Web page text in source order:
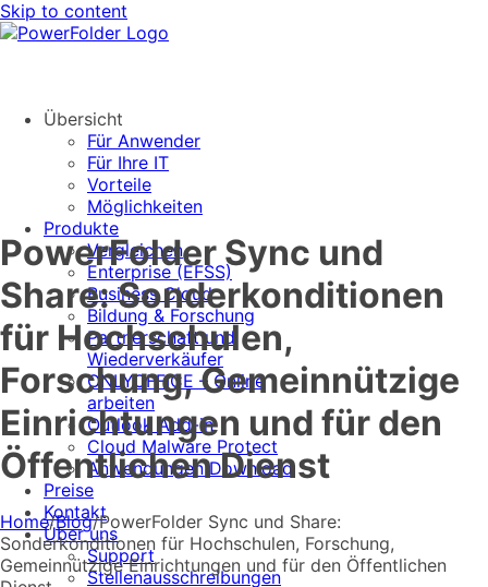
Skip to content
Übersicht
Für Anwender
Für Ihre IT
Vorteile
Möglichkeiten
Produkte
Vergleichen
Enterprise (EFSS)
Business Cloud
Bildung & Forschung
Partnerschaft und
Wiederverkäufer
ONLYOFFICE – Online
arbeiten
Outlook Add-in
Cloud Malware Protect
Anwendungen Download
Preise
Kontakt
Über uns
Support
Stellenausschreibungen
PowerFolder Sync und
Share: Sonderkonditionen
für Hochschulen,
Forschung, Gemeinnützige
Einrichtungen und für den
Öffentlichen Dienst
Home/Blog/PowerFolder Sync und Share:
Sonderkonditionen für Hochschulen, Forschung,
Gemeinnützige Einrichtungen und für den Öffentlichen